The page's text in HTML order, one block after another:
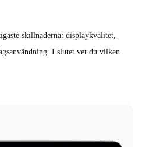
skillnaderna: displaykvalitet,
I slutet vet du vilken